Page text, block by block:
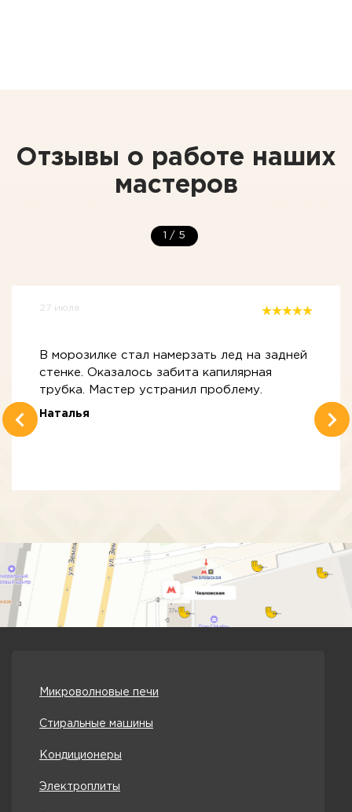
Отзывы о работе наших
мастеров
1 / 5
27 июля
В морозилке стал намерзать лед на задней
стенке. Оказалось забита капилярная
трубка. Мастер устранил проблему.
Наталья
Микроволновые печи
Стиральные машины
Кондиционеры
Электроплиты